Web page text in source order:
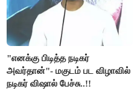
"எனக்கு பிடித்த நடிகர்
அவர்தான்"- மகுடம் பட விழாவில்
நடிகர் விஷால் பேச்சு..!!